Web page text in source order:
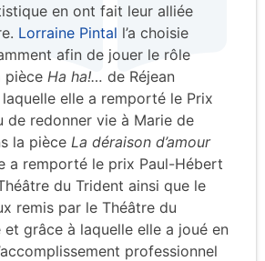
en ont fait leur alliée
Lorraine Pintal l’a choisie
afin de jouer le rôle
pièce Ha ha!… de Réjean
elle a remporté le Prix
de redonner vie à Marie de
la pièce La déraison d’amour
a remporté le prix Paul-Hébert
du Trident ainsi que le
remis par le Théâtre du
et grâce à laquelle elle a joué en
professionnel